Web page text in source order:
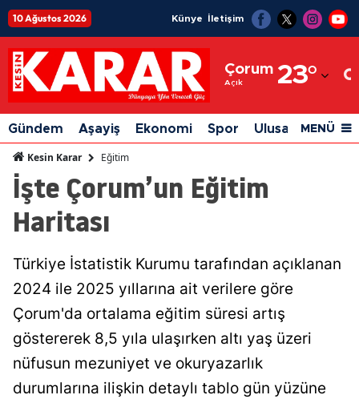
10 Ağustos 2026 Künye İletişim
Çorum
Açık 23°
Adıyaman
Afyonkarahisar
Ağrı
Amasya
Aydın
Balıkesir
Gündem Aşayiş Ekonomi Spor Ulusal Siyaset
MENÜ
Kesin Karar Eğitim
İşte Çorum’un Eğitim
Haritası
Türkiye İstatistik Kurumu tarafından açıklanan
2024 ile 2025 yıllarına ait verilere göre
Çorum'da ortalama eğitim süresi artış
göstererek 8,5 yıla ulaşırken altı yaş üzeri
nüfusun mezuniyet ve okuryazarlık
durumlarına ilişkin detaylı tablo gün yüzüne